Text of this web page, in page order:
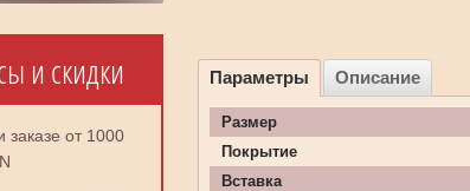
Параметры Описание
Размер
Покрытие
Вставка
и скидки
заказе от 1000